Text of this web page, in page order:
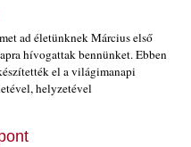
ad életünknek Március első
hívogattak bennünket. Ebben
el a világimanapi
helyzetével